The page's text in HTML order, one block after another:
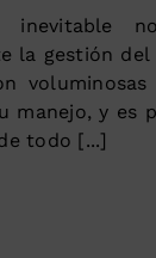
inevitable
la gestión del
voluminosas
manejo, y es
todo [...]